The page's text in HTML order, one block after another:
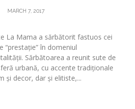
MARCH 7, 2017
La Mama a sărbătorit fastuos cei
“prestație” în domeniul
Sărbătoarea a reunit sute de
urbană, cu accente tradiționale
și decor, dar și elitiste,...